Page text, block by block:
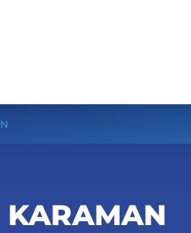
KARAMAN